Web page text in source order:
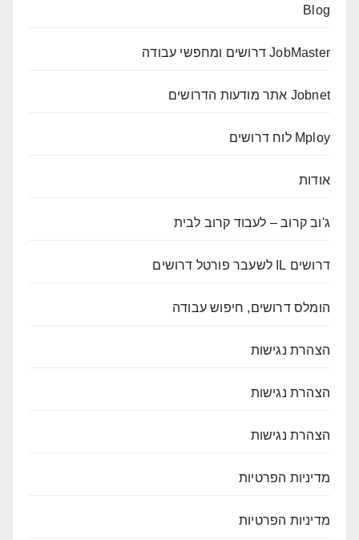
Blog
JobMaster דרושים ומחפשי עבודה
Jobnet אתר מודעות הדרושים
Mploy לוח דרושים
אודות
ג'וב קרוב – לעבוד קרוב לבית
דרושים IL לשעבר פורטל דרושים
הומלס דרושים, חיפוש עבודה
הצהרת נגישות
הצהרת נגישות
הצהרת נגישות
מדיניות הפרטיות
מדיניות הפרטיות